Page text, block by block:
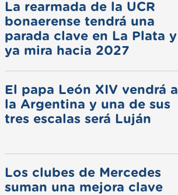
La rearmada de la UCR
bonaerense tendrá una
parada clave en La Plata y
ya mira hacia 2027
El papa León XIV vendrá a
la Argentina y una de sus
tres escalas será Luján
Los clubes de Mercedes
suman una mejora clave